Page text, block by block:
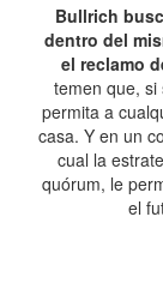
Bullrich
dentro del
el reclamo
temen que,
permita a
casa. Y en un
cual la
quórum, le
el